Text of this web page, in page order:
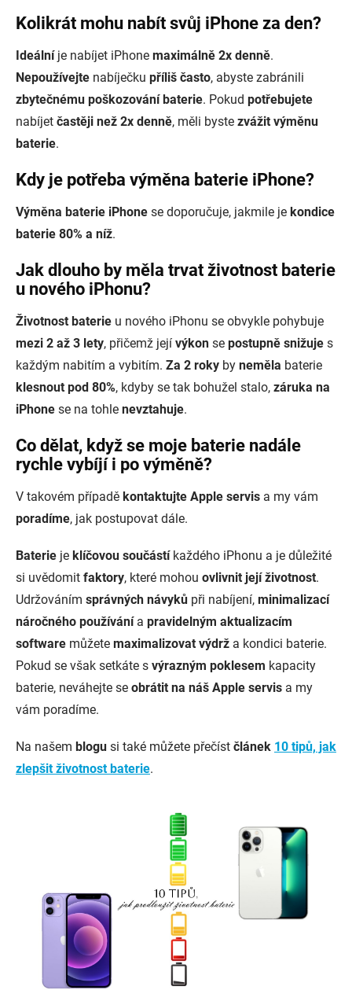
Kolikrát mohu nabít svůj iPhone za den?
Ideálníje nabíjet iPhone maximálně 2x denně.
Nepoužívejte nabíječku příliš často, abyste zabránili
zbytečnému poškozování baterie. Pokud potřebujete
nabíjet častěji než 2x denně, měli byste zvážit výměnu
baterie.
Kdy je potřeba výměna baterie iPhone?
Výměna baterie iPhone se doporučuje, jakmile je kondice
baterie 80% a níž.
Jak dlouho by měla trvat životnost baterie
u nového iPhonu?
Životnost baterie u nového iPhonu se obvykle pohybuje
mezi 2 až 3 lety, přičemž její výkon se postupně snižuje s
každým nabitím a vybitím. Za 2 roky by neměla baterie
klesnout pod 80%, kdyby se tak bohužel stalo, záruka na
iPhone se na tohle nevztahuje.
Co dělat, když se moje baterie nadále
rychle vybíjí i po výměně?
V takovém případě kontaktujte Apple servis a my vám
poradíme, jak postupovat dále.
Baterie je klíčovou součástíkaždého iPhonu a je důležité
si uvědomit faktory, které mohou ovlivnit její životnost.
Udržováním správných návyků při nabíjení, minimalizací
náročného používánía pravidelným aktualizacím
software můžete maximalizovat výdrž a kondici baterie.
Pokud se však setkáte s výrazným poklesem kapacity
baterie, neváhejte se obrátit na náš Apple servis a my
vám poradíme.
Na našem blogu si také můžete přečíst článek 10 tipů, jak
zlepšit životnost baterie.